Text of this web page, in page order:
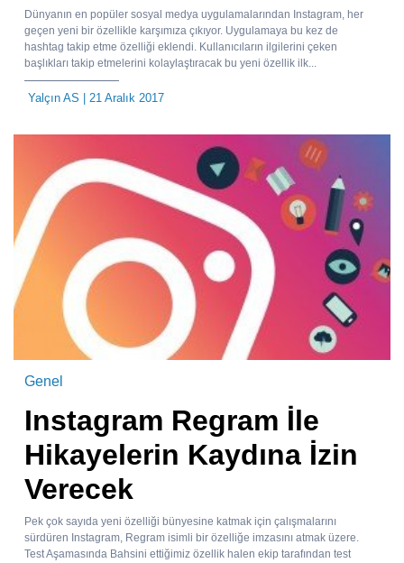
Dünyanın en popüler sosyal medya uygulamalarından Instagram, her
geçen yeni bir özellikle karşımıza çıkıyor. Uygulamaya bu kez de
hashtag takip etme özelliği eklendi. Kullanıcıların ilgilerini çeken
başlıkları takip etmelerini kolaylaştıracak bu yeni özellik ilk...
Yalçın AS | 21 Aralık 2017
Genel
Instagram Regram İle
Hikayelerin Kaydına İzin
Verecek
Pek çok sayıda yeni özelliği bünyesine katmak için çalışmalarını
sürdüren Instagram, Regram isimli bir özelliğe imzasını atmak üzere.
Test Aşamasında Bahsini ettiğimiz özellik halen ekip tarafından test